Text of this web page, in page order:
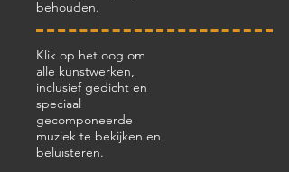
behouden.
Klik op het oog om
alle kunstwerken,
inclusief gedicht en
speciaal
gecomponeerde
muziek te bekijken en
beluisteren.